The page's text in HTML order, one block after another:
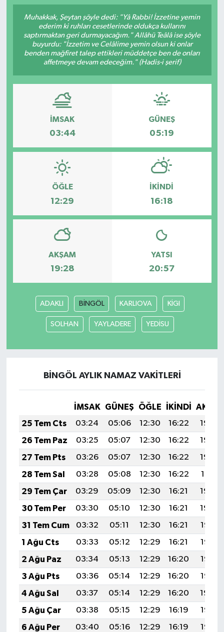
Muhakkak, Şeytan şöyle dedi: "Yâ Rabbi! İzzetine yemin
ederim ki ruhları cesetlerinde oldukça kullarını
saptırmaktan geri durmayacağım." Allâhü Teâlâ ise şöyle
buyurdu: "İzzetim ve Celâlime yemin olsun ki onlar
benden mağfiret talep ettikleri müddetçe ben de onları
affetmeye devam edeceğim." (Hadis-i şerif)
İMSAK
03:44
GÜNEŞ
05:19
ÖĞLE
12:29
İKINDI
16:18
AKŞAM
19:28
YATSI
20:57
ADAKLI BİNGÖL KARLIOVA KİGI
SOLHAN YAYLADERE YEDİSU
BİNGÖL AYLIK NAMAZ VAKITLERI
İMSAK GÜNEŞ ÖĞLE İKINDI
25 Tem Cts
03:24 05:06 12:30 16:22
19:43
26 Tem Paz
03:25 05:07 12:30 16:22
19:43
27 Tem Pts
03:26 05:07 12:30 16:22
19:42
28 Tem Sal
03:28 05:08 12:30 16:22
19:41
29 Tem Çar
03:29 05:09 12:30 16:21
19:40
30 Tem Per
03:30 05:10 12:30 16:21
19:39
31 Tem Cum
03:32 05:11 12:30 16:21
19:38
1 Ağu Cts
03:33 05:12 12:29 16:21
19:37
2 Ağu Paz
03:34 05:13 12:29 16:20
19:36
3 Ağu Pts
03:36 05:14 12:29 16:20
19:35
4 Ağu Sal
03:37 05:14 12:29 16:20
19:34
5 Ağu Çar
03:38 05:15 12:29 16:19
19:33
6 Ağu Per
03:40 05:16 12:29 16:19
19:32